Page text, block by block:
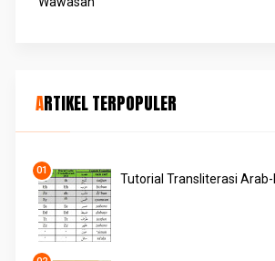
ARTIKEL TERPOPULER
Tutorial Transliterasi